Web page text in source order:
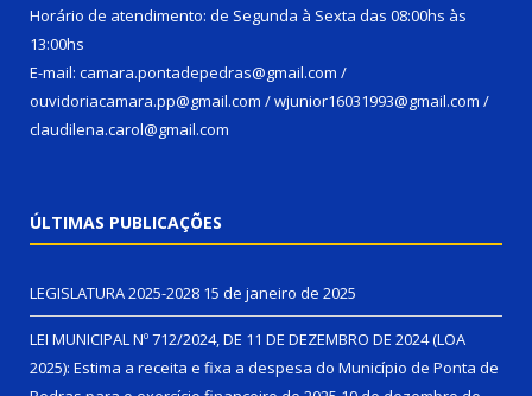
Horário de atendimento: de Segunda à Sexta das 08:00hs às
13:00hs
E-mail: camara.pontadepedras@gmail.com /
ouvidoriacamara.pp@gmail.com / wjunior16031993@gmail.com /
claudilena.carol@gmail.com
ÚLTIMAS PUBLICAÇÕES
LEGISLATURA 2025-2028 15 de janeiro de 2025
LEI MUNICIPAL Nº 712/2024, DE 11 DE DEZEMBRO DE 2024 (LOA
2025): Estima a receita e fixa a despesa do Município de Ponta de